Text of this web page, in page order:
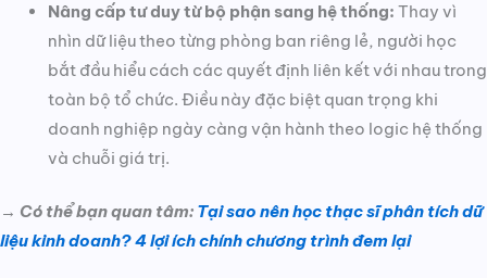
Nâng cấp tư duy từ bộ phận sang hệ thống: Thay vì
nhìn dữ liệu theo từng phòng ban riêng lẻ, người học
bắt đầu hiểu cách các quyết định liên kết với nhau trong
toàn bộ tổ chức. Điều này đặc biệt quan trọng khi
doanh nghiệp ngày càng vận hành theo logic hệ thống
và chuỗi giá trị.
→ Có thể bạn quan tâm: Tại sao nên học thạc sĩ phân tích dữ
liệu kinh doanh? 4 lợi ích chính chương trình đem lại